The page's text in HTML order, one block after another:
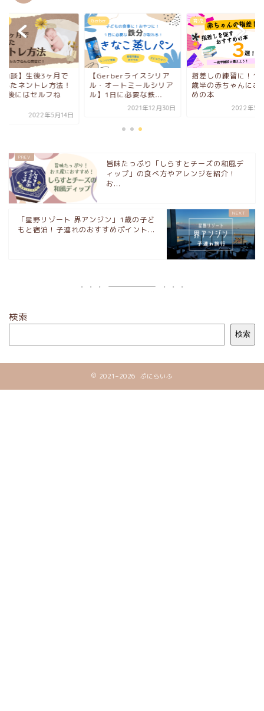
功談】生後3ヶ月で
したネントレ方法！
後にはセルフね
2022年5月14日
Gerber
【Gerberライスシリア
ル・オートミールシリア
ル】1日に必要な鉄...
2021年12月30日
育児
指差しの練習に！1
歳半の赤ちゃんにお
めの本
2022年5
旨味たっぷり「しらすとチーズの和風デ
ィップ」の食べ方やアレンジを紹介！
お...
「星野リゾート 界アンジン」1歳の子ど
もと宿泊！子連れのおすすめポイント...
検索
検索
2021–2026 ぷにらいふ